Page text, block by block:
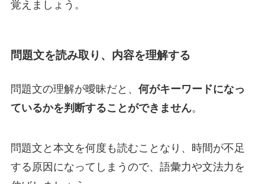
覚えましょう。
問題文を読み取り、内容を理解する
問題文の理解が曖昧だと、 何がキーワードになっ
ているかを判断することができません。
問題文と本文を何度も読むことなり、時間が不足
する原因になってしまうので、語彙力や文法力を